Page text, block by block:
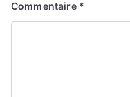
Commentaire *